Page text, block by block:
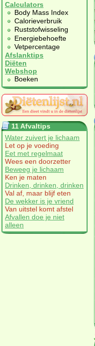
Calculators
Body Mass Index
Calorieverbruik
Ruststofwisseling
Energiebehoefte
Vetpercentage
Afslanktips
Diëten
Webshop
Boeken
11 Afvaltips
Water zuivert je lichaam
Let op je voeding
Eet met regelmaat
Wees een doorzetter
Beweeg je lichaam
Ken je maten
Drinken, drinken, drinken
Val af, maar blijf eten
De wekker is je vriend
Van uitstel komt afstel
Afvallen doe je niet
alleen